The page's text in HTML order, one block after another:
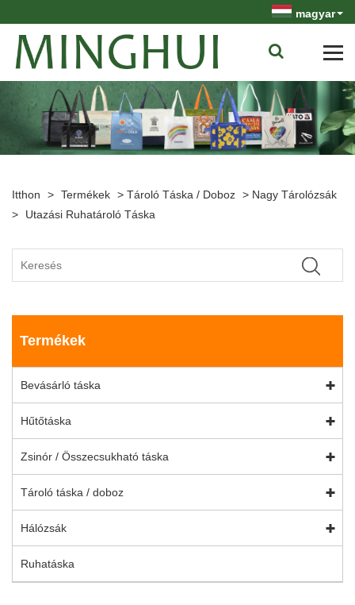
magyar
Itthon > Termékek > Tároló Táska / Doboz > Nagy Tárolózsák
>
Utazási Ruhatároló Táska
Termékek
Bevásárló táska
Hűtőtáska
Zsinór / Összecsukható táska
Tároló táska / doboz
Hálózsák
Ruhatáska